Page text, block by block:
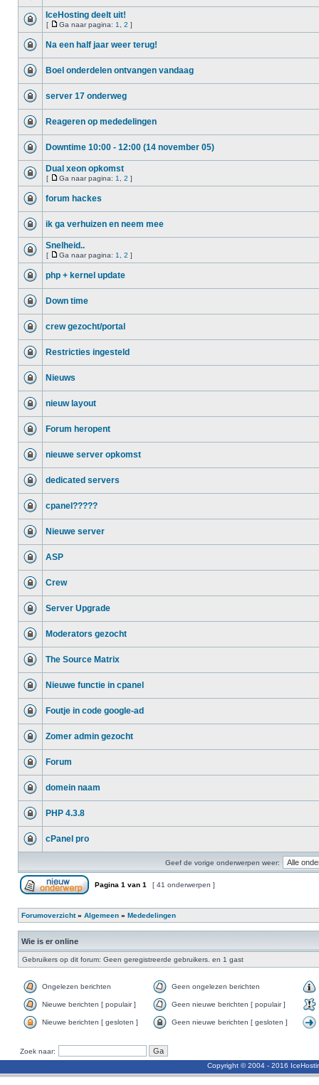
IceHosting deelt uit!
[ Ga naar pagina: 1 2 ]
Na een half jaar weer terug!
Boel onderdelen ontvangen vandaag
server 17 onderweg
Reageren op mededelingen
Downtime 10:00 - 12:00 (14 november 05)
Dual xeon opkomst
[ Ga naar pagina: 1 2 ]
forum hackes
ik ga verhuizen en neem mee
Snelheid..
[ Ga naar pagina: 1 2 ]
php + kernel update
Down time
crew gezocht/portal
Restricties ingesteld
Nieuws
nieuw layout
Forum heropent
nieuwe server opkomst
dedicated servers
cpanel?????
Nieuwe server
ASP
Crew
Server Upgrade
Moderators gezocht
The Source Matrix
Nieuwe functie in cpanel
Foutje in code google-ad
Zomer admin gezocht
Forum
domein naam
PHP 4.3.8
cPanel pro
Geef de vorige onderwerpen weer:
Pagina 1 van 1 [ 41 onderwerpen ]
Forumoverzicht» Algemeen » Mededelingen
Wie is er online
Gebruikers op dit forum: Geen geregistreerde gebruikers. en 1 gast
Ongelezen berichten Geen ongelezen berichten
Nieuwe berichten [ populair ] Geen nieuwe berichten [ populair ]
Nieuwe berichten [ gesloten ] Geen nieuwe berichten [ gesloten ]
Zoek naar:
Copyright © 2004 - 2016